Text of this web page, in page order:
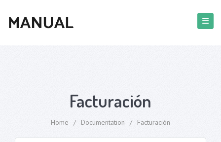
Facturación
Home / Documentation / Facturación